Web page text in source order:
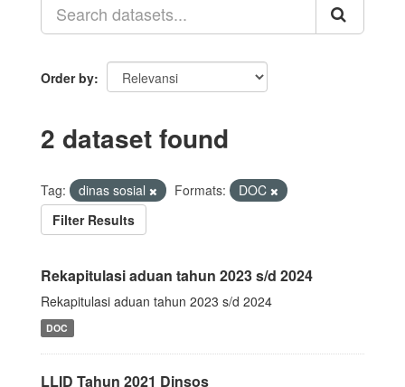
Order by
2 dataset found
Tag: dinas sosial Formats:
DOC
Filter Results
Rekapitulasi aduan tahun 2023 s/d 2024
Rekapitulasi aduan tahun 2023 s/d 2024
DOC
LLID Tahun 2021 Dinsos